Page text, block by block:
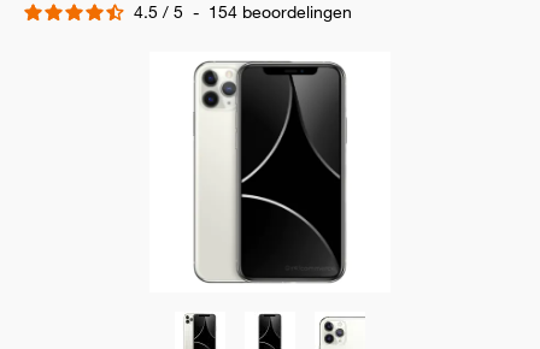
4.5 / 5 - 154 beoordelingen